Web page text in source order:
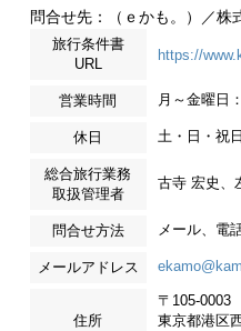
問合せ先：（ｅかも。）／株
旅行条件書
URL
https://
営業時間 月～金曜日
休日 土・日・祝
総合旅行業務
取扱管理者
古寺 宏史、
問合せ方法 メール、電
メールアドレス
住所
〒105-0003
東京都港区